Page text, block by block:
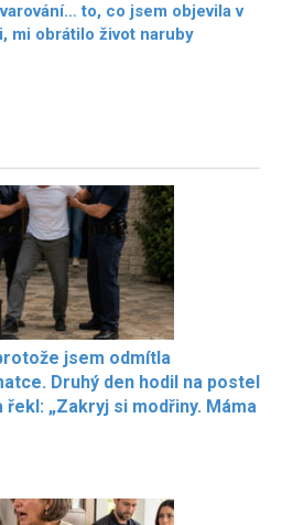
to, co jsem objevila v
mi obrátilo život naruby
jsem odmítla
Druhý den hodil na postel
„Zakryj si modřiny. Máma